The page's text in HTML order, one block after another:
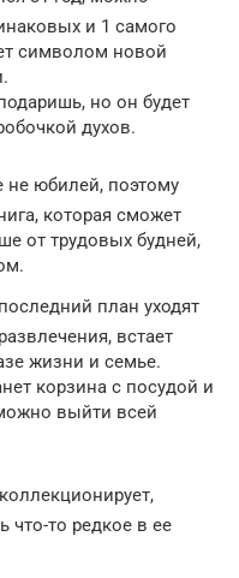
и 1 самого
символом новой
но он будет
духов.
не юбилей, поэтому
которая сможет
от трудовых будней,
план уходят
встает
жизни и семье.
корзина с посудой и
выйти всей
что-то редкое в ее